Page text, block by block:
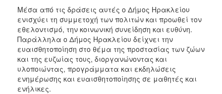
Μέσα από τις δράσεις αυτές ο Δήμος Ηρακλείου
ενισχύει τη συμμετοχή των πολιτών και προωθεί τον
εθελοντισμό, την κοινωνική συνείδηση και ευθύνη.
Παράλληλα ο Δήμος Ηρακλείου δείχνει την
ευαισθητοποίηση στο θέμα της προστασίας των ζώων
και της ευζωίας τους, διοργανώνοντας και
υλοποιώντας, προγράμματα και εκδηλώσεις
ενημέρωσης και ευαισθητοποίησης σε μαθητές και
ενήλικες.